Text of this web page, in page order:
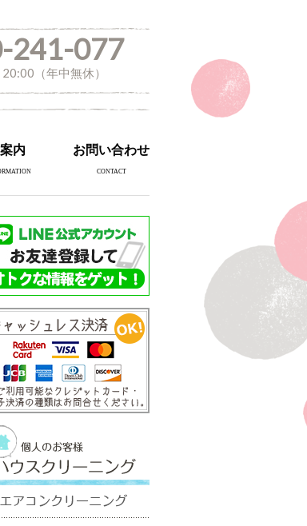
241-077
（年中無休）
内 お問い合わせ
CONTACT